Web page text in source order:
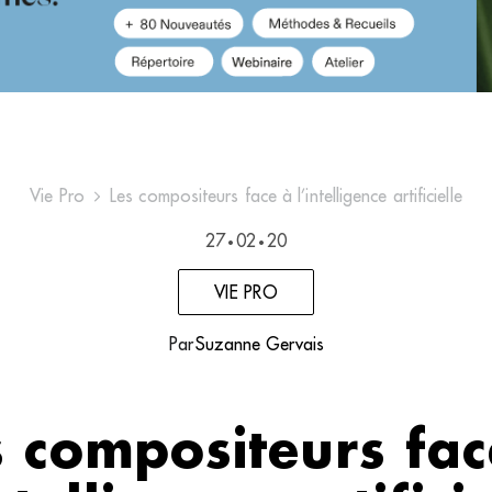
Vie Pro Les compositeurs face à l’intelligence artificielle
27 • 02 • 20
VIE PRO
ParSuzanne Gervais
compositeurs